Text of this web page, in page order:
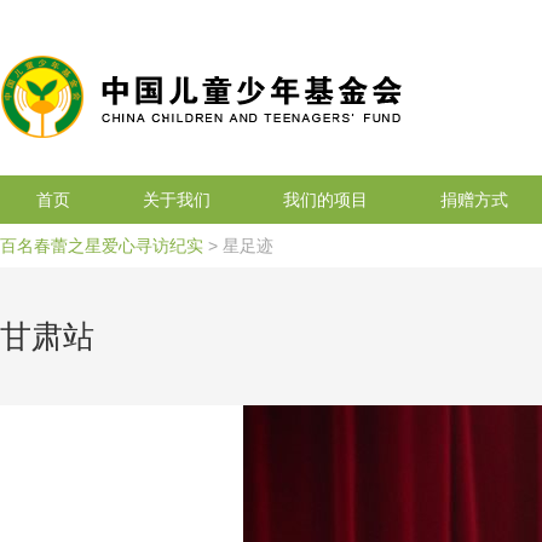
搜索
首页 关于我们 我们的项目 捐赠方式
百名春蕾之星爱心寻访纪实 > 星足迹
甘肃站